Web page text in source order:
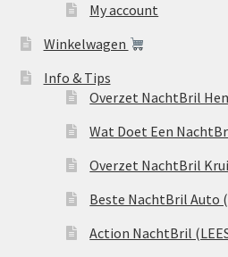
My account
Winkelwagen
Info & Tips
Overzet NachtBril
Wat Doet Een
Overzet NachtBril
Beste NachtBril Auto
Action NachtBril